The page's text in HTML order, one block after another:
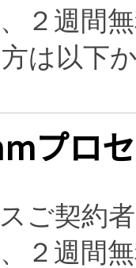
２週間
は以下
プロ
ご契約
２週間